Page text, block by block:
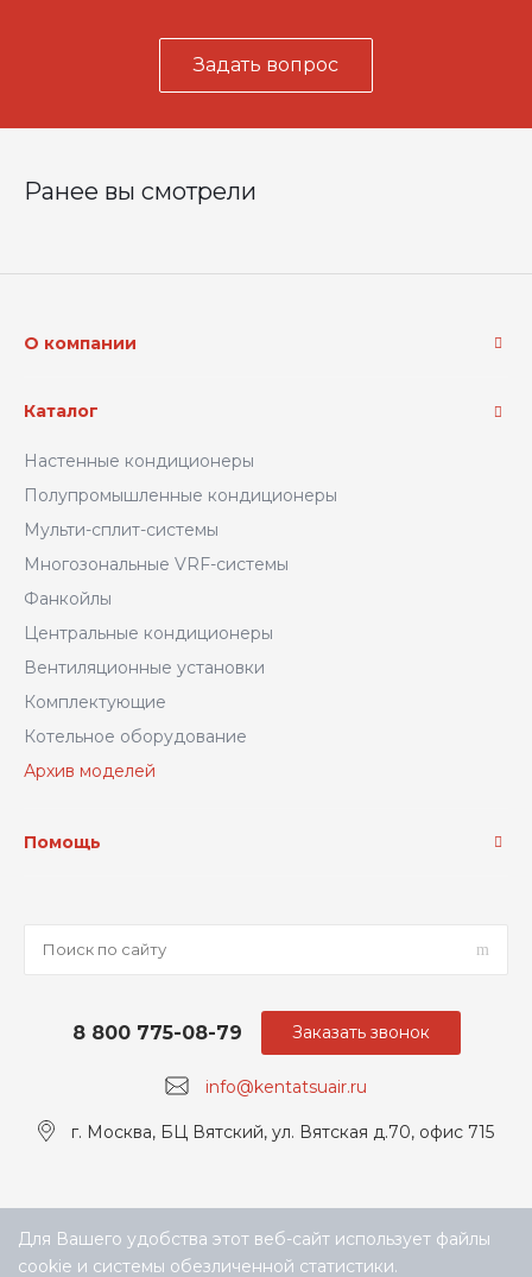
Задать вопрос
Ранее вы смотрели
О компании
Каталог
Настенные кондиционеры
Полупромышленные кондиционеры
Мульти-сплит-системы
Многозональные VRF-системы
Фанкойлы
Центральные кондиционеры
Вентиляционные установки
Комплектующие
Котельное оборудование
Архив моделей
Помощь
info@kentatsuair.ru
8 800 775-08-79
г. Москва, БЦ Вятский, ул. Вятская д.70, офис 715
Заказать звонок
Для Вашего удобства этот веб-сайт использует файлы
cookie и системы обезличенной статистики.